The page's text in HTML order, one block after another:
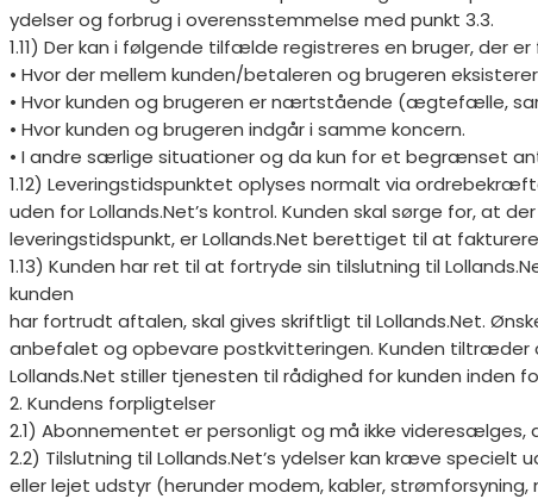
ydelser og forbrug i overensstemmelse med punkt 3.3.
1.11) Der kan i følgende tilfælde registreres en bruger, der
• Hvor der mellem kunden/betaleren og brugeren
• Hvor kunden og brugeren er nærtstående (ægtefælle,
• Hvor kunden og brugeren indgår i samme koncern.
• I andre særlige situationer og da kun for et begrænset
1.12) Leveringstidspunktet oplyses normalt via
uden for Lollands.Net’s kontrol. Kunden skal sørge for, at
leveringstidspunkt, er Lollands.Net berettiget til at
1.13) Kunden har ret til at fortryde sin tilslutning til
kunden
har fortrudt aftalen, skal gives skriftligt til Lollands.Net.
anbefalet og opbevare postkvitteringen. Kunden
Lollands.Net stiller tjenesten til rådighed for kunden inden
2. Kundens forpligtelser
2.1) Abonnementet er personligt og må ikke
2.2) Tilslutning til Lollands.Net’s ydelser kan kræve
eller lejet udstyr (herunder modem, kabler,